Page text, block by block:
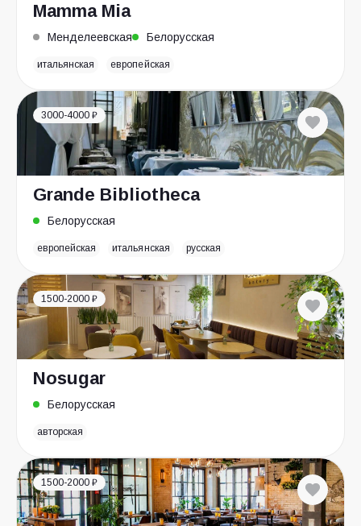
Mamma Mia
Менделеевская Белорусская
итальянская европейская
3000-4000 ₽
Grande Bibliotheca
Белорусская
европейская итальянская русская
1500-2000 ₽
Nosugar
Белорусская
авторская
1500-2000 ₽